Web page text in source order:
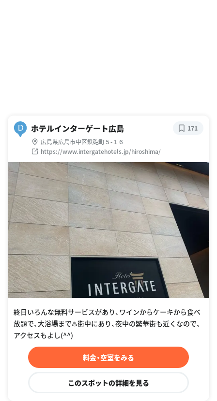
D ホテルインターゲート広島
広島県広島市中区鉄砲町５-１６
https://www.intergatehotels.jp/hiroshima/
171
終日いろんな無料サービスがあり、ワインからケーキから食べ
放題で、大浴場まで♨️街中にあり、夜中の繁華街も近くなので、
アクセスもよし(^^)
料金・空室をみる
このスポットの詳細を見る